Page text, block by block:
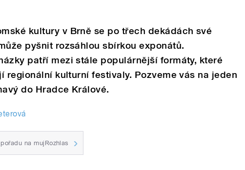
kultury v Brně se po třech dekádách své
pyšnit rozsáhlou sbírkou exponátů.
patří mezi stále populárnější formáty, které
regionální kulturní festivaly. Pozveme vás na jeden
do Hradce Králové.
na mujRozhlas